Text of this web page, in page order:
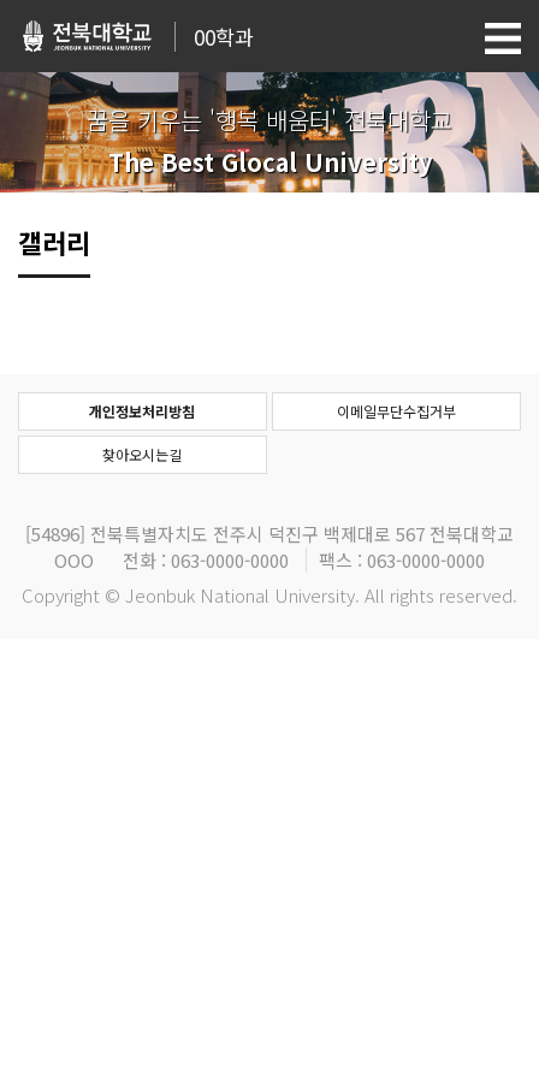
00학과
꿈을 키우는 '행복 배움터' 전북대학교
The Best Glocal University
갤러리
개인정보처리방침 이메일무단수집거부
찾아오시는길
[54896] 전북특별자치도 전주시 덕진구 백제대로 567 전북대학교
OOO
전화 : 063-0000-0000
팩스 : 063-0000-0000
Copyright © Jeonbuk National University. All rights reserved.